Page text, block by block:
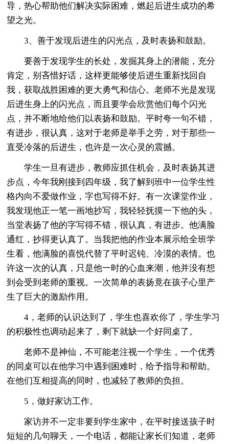
导，热心帮助他们解决实际困难，燃起后进生成功的希
望之光。
3、善于发现后进生的闪光点，及时表扬和鼓励。
要善于发现学生的长处，发掘其身上的潜能，充分
肯定，别吝惜好话，这样更能够使后进生重新找回自
我，获取战胜困难的更大勇气和信心。老师不光是发现
后进生身上的闪光点，而且要学会欣赏他们每个闪光
点，并不断地给他们以表扬和鼓励。平时夸一句不错，
有进步，很认真，这对于老师是举手之劳，对于那些一
直受冷落的后进生，也许是一次心灵的震撼。
学生一旦有进步，教师应抓住机会，及时表扬其进
步点，今年我刚接到四年级，我了解到班中一位学生性
格内向不爱做作业，字也写得不好。有一次课堂作业，
我发现他正一笔一画地抄写，我轻轻抚摸一下他的头，
当堂表扬了他的字写得不错，很认真，有进步。他满脸
通红，抄得更认真了。当我把他的作业本展示给全班学
生看，他满脸的喜悦代替了平时迟钝、冷漠的表情。也
许这一次的认真，只是他一时的心血来潮，他并没有想
到会受到老师的重视。一次简单的表扬竟在孩子心里产
生了巨大的激励作用。
4，老师的认识达到了，学生也喜欢你了，学生学习
的积极性也调动起来了，剩下就缺一个好同桌了。
老师不是神仙，不可能老注视一个学生，一个优秀
的同桌可以在他学习中遇到困难时，给予指导和帮助。
在他们互相提高的同时，也减轻了教师的负担。
5，做好家访工作。
家访并不一定非要到学生家中，在平时接送孩子时
短短的几句聊天，一个电话，都能让家长们知道，老师